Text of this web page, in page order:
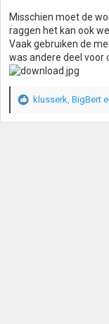
g
n
:
Misschien moet de
raggen het kan ook
Vaak gebruiken de
was andere deel voor
W
klusserk, BigBert